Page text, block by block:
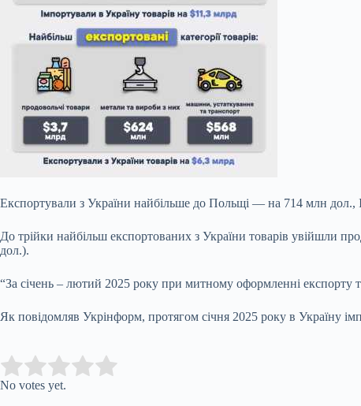
Експортували з України найбільше до Польщі — на 714 млн дол.,
До трійки найбільш експортованих з України товарів увійшли
дол.).
“За січень – лютий 2025 року при митному оформленні експорту
Як повідомляв Укрінформ, протягом січня 2025 року в Україну
Rate this item:
No votes yet.